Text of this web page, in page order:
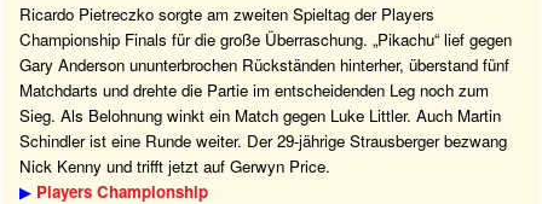
Ricardo Pietreczko sorgte am zweiten Spieltag der Players
Championship Finals für die große Überraschung. „Pikachu“ lief gegen
Gary Anderson ununterbrochen Rückständen hinterher, überstand fünf
Matchdarts und drehte die Partie im entscheidenden Leg noch zum
Sieg. Als Belohnung winkt ein Match gegen Luke Littler. Auch Martin
Schindler ist eine Runde weiter. Der 29-jährige Strausberger bezwang
Nick Kenny und trifft jetzt auf Gerwyn Price.
▶ Players Championship